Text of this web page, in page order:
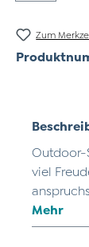
Zum
Outdoor-
viel
Mehr